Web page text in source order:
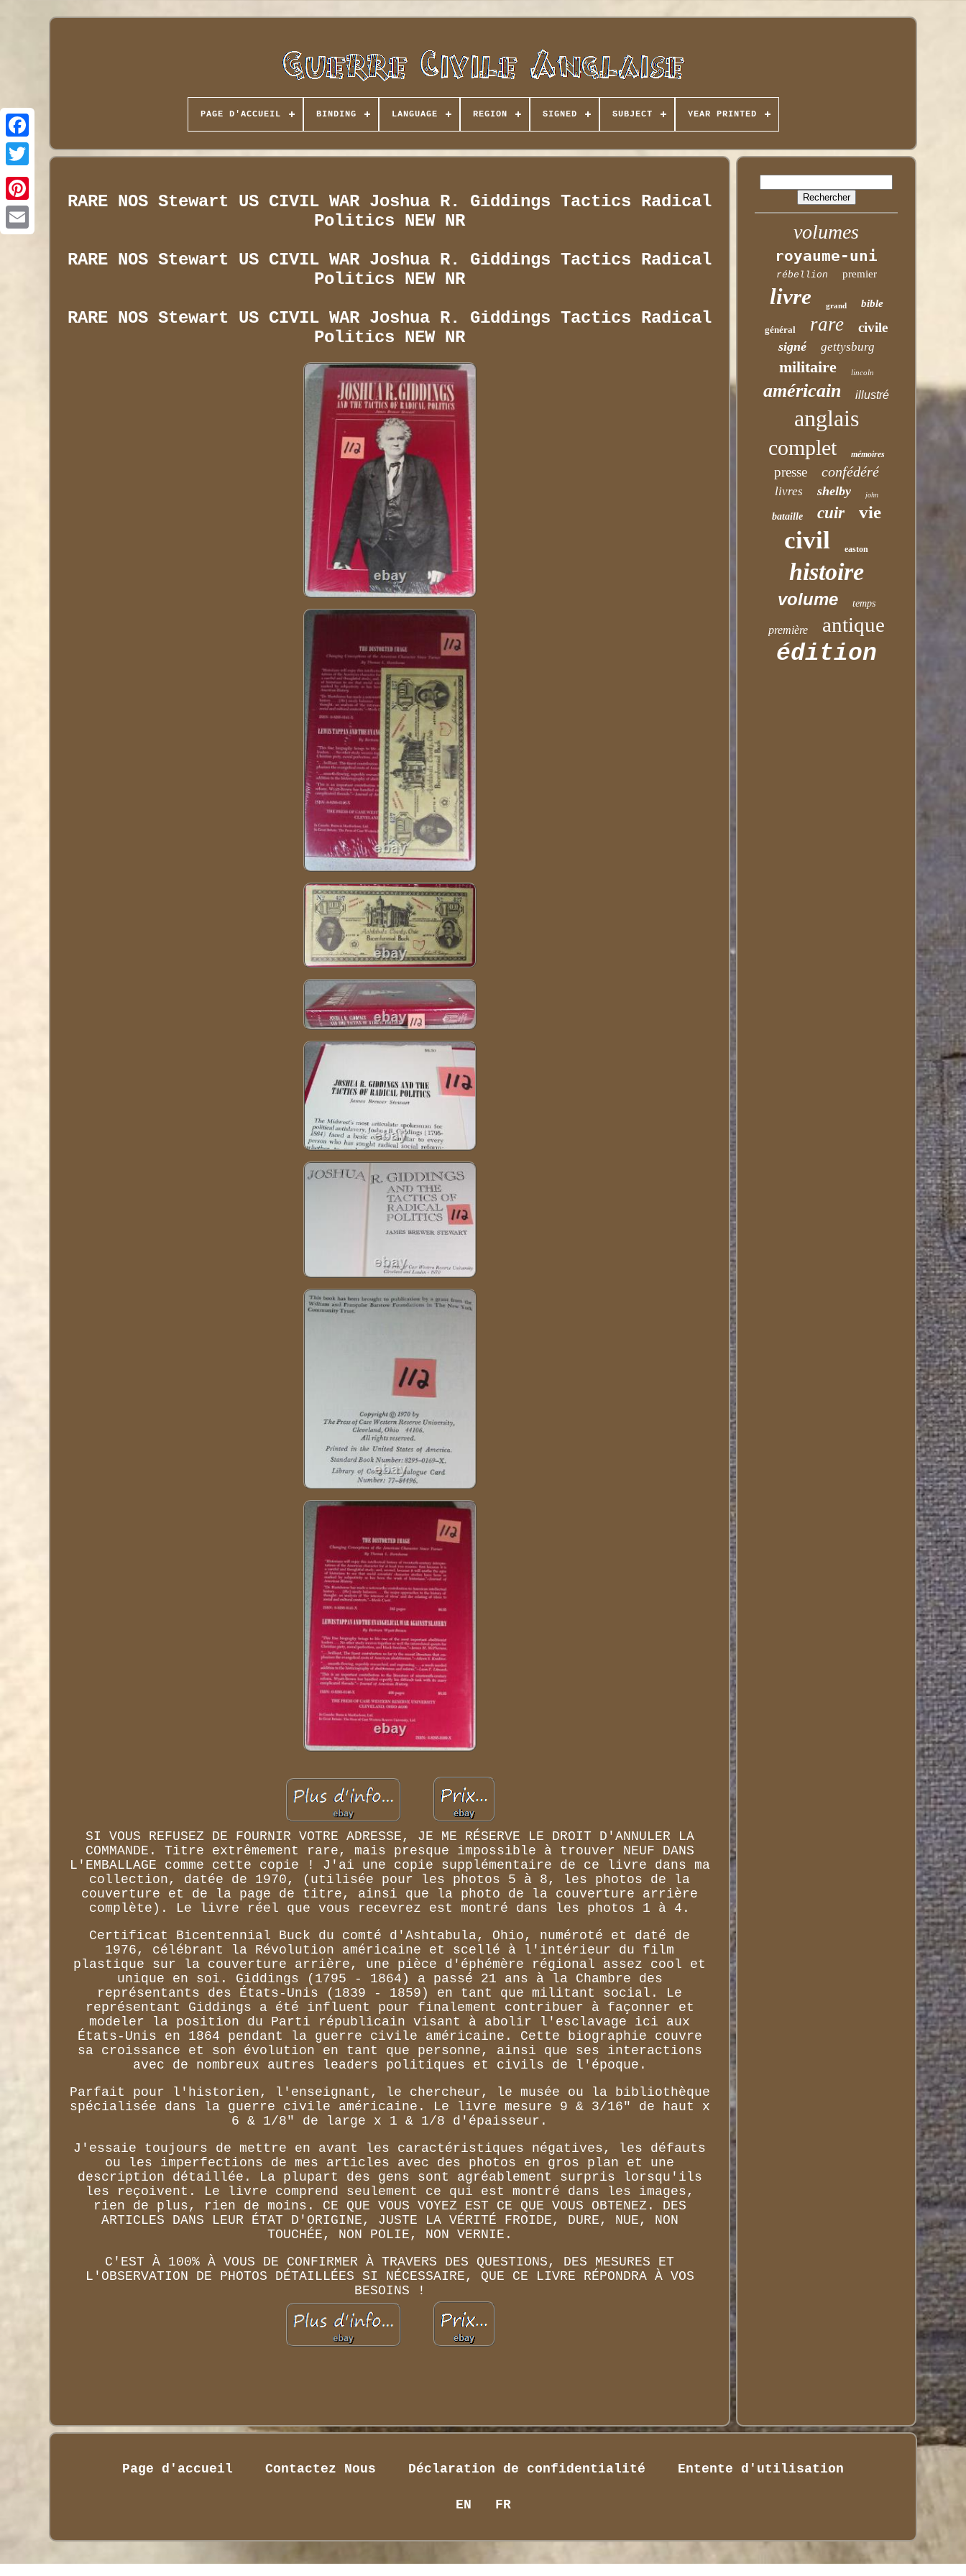
PAGE D'ACCUEIL BINDING LANGUAGE REGION SIGNED SUBJECT YEAR PRINTED
RARE NOS Stewart US CIVIL WAR Joshua R. Giddings Tactics Radical
Politics NEW NR
RARE NOS Stewart US CIVIL WAR Joshua R. Giddings Tactics Radical
Politics NEW NR
RARE NOS Stewart US CIVIL WAR Joshua R. Giddings Tactics Radical
Politics NEW NR
SI VOUS REFUSEZ DE FOURNIR VOTRE ADRESSE, JE ME RÉSERVE LE DROIT D'ANNULER LA
COMMANDE. Titre extrêmement rare, mais presque impossible à trouver NEUF DANS
L'EMBALLAGE comme cette copie ! J'ai une copie supplémentaire de ce livre dans ma
collection, datée de 1970, (utilisée pour les photos 5 à 8, les photos de la
couverture et de la page de titre, ainsi que la photo de la couverture arrière
complète). Le livre réel que vous recevrez est montré dans les photos 1 à 4.
Certificat Bicentennial Buck du comté d'Ashtabula, Ohio, numéroté et daté de
1976, célébrant la Révolution américaine et scellé à l'intérieur du film
plastique sur la couverture arrière, une pièce d'éphémère régional assez cool et
unique en soi. Giddings (1795 - 1864) a passé 21 ans à la Chambre des
représentants des États-Unis (1839 - 1859) en tant que militant social. Le
représentant Giddings a été influent pour finalement contribuer à façonner et
modeler la position du Parti républicain visant à abolir l'esclavage ici aux
États-Unis en 1864 pendant la guerre civile américaine. Cette biographie couvre
sa croissance et son évolution en tant que personne, ainsi que ses interactions
avec de nombreux autres leaders politiques et civils de l'époque.
Parfait pour l'historien, l'enseignant, le chercheur, le musée ou la bibliothèque
spécialisée dans la guerre civile américaine. Le livre mesure 9 & 3/16" de haut x
6 & 1/8" de large x 1 & 1/8 d'épaisseur.
J'essaie toujours de mettre en avant les caractéristiques négatives, les défauts
ou les imperfections de mes articles avec des photos en gros plan et une
description détaillée. La plupart des gens sont agréablement surpris lorsqu'ils
les reçoivent. Le livre comprend seulement ce qui est montré dans les images,
rien de plus, rien de moins. CE QUE VOUS VOYEZ EST CE QUE VOUS OBTENEZ. DES
ARTICLES DANS LEUR ÉTAT D'ORIGINE, JUSTE LA VÉRITÉ FROIDE, DURE, NUE, NON
TOUCHÉE, NON POLIE, NON VERNIE.
C'EST À 100% À VOUS DE CONFIRMER À TRAVERS DES QUESTIONS, DES MESURES ET
L'OBSERVATION DE PHOTOS DÉTAILLÉES SI NÉCESSAIRE, QUE CE LIVRE RÉPONDRA À VOS
BESOINS !
volumes
royaume-uni
rébellion premier
livre grand bible
général rare civile
signé gettysburg
militaire lincoln
américain illustré
anglais
complet mémoires
presse confédéré
livres shelby john
bataille cuir vie
civil easton
histoire
volume temps
première antique
édition
Page d'accueil Contactez Nous Déclaration de confidentialité Entente d'utilisation
EN FR